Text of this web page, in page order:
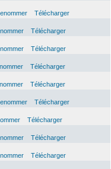
Télécharger
Télécharger
Télécharger
Télécharger
Télécharger
Télécharger
Télécharger
Télécharger
Télécharger